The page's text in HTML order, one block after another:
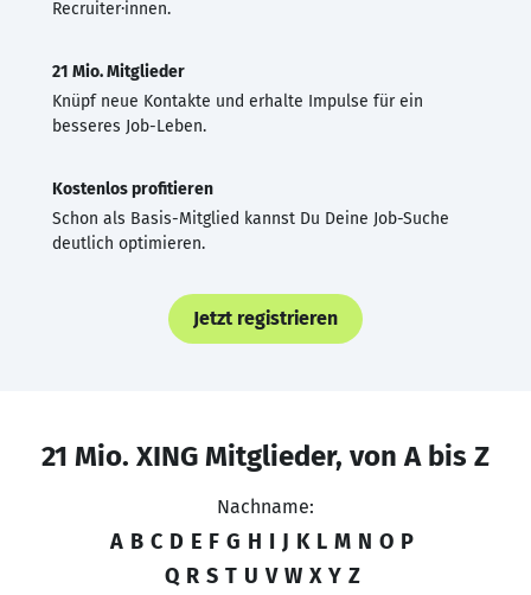
Recruiter·innen.
21 Mio. Mitglieder
Knüpf neue Kontakte und erhalte Impulse für ein
besseres Job-Leben.
Kostenlos profitieren
Schon als Basis-Mitglied kannst Du Deine Job-Suche
deutlich optimieren.
Jetzt registrieren
21 Mio. XING Mitglieder, von A bis Z
Nachname:
A B C D E F G H I J K L M N O P
Q R S T U V W X Y Z